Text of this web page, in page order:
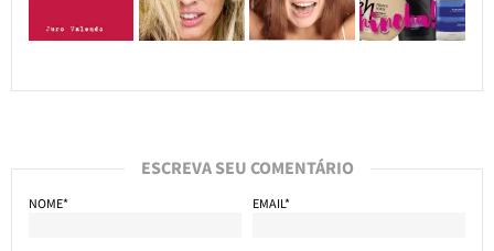
ESCREVA SEU COMENTÁRIO
NOME* EMAIL*